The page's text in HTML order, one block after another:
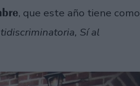
, que este año tiene como
Sí al